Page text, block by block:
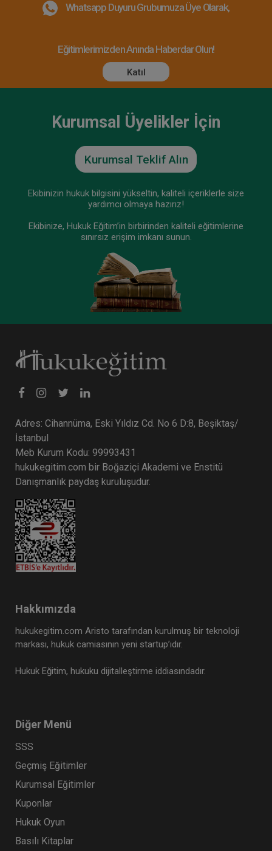
Whatsapp Duyuru Grubumuza Üye Olarak,
Eğitimlerimizden Anında Haberdar Olun!
Katıl
Kurumsal Üyelikler İçin
Kurumsal Teklif Alın
Ekibinizin hukuk bilgisini yükseltin, kaliteli içeriklerle size
yardımcı olmaya hazırız!
Ekibinize, Hukuk Eğitim’in birbirinden kaliteli eğitimlerine
sınırsız erişim imkanı sunun.
Adres: Cihannüma, Eski Yıldız Cd. No 6 D:8, Beşiktaş/
İstanbul
Meb Kurum Kodu: 99993431
hukukegitim.com bir Boğaziçi Akademi ve Enstitü
Danışmanlık paydaş kuruluşudur.
Hakkımızda
hukukegitim.com Aristo tarafından kurulmuş bir teknoloji
markası, hukuk camiasının yeni startup’ıdır.
Hukuk Eğitim, hukuku dijitalleştirme iddiasındadır.
Diğer Menü
SSS
Geçmiş Eğitimler
Kurumsal Eğitimler
Kuponlar
Hukuk Oyun
Basılı Kitaplar